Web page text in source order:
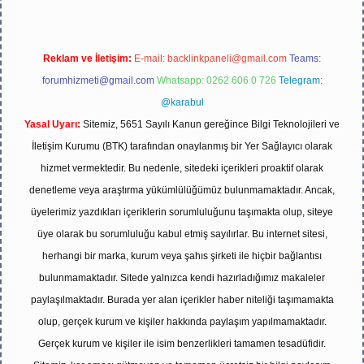
Reklam ve İletişim: E-mail: backlinkpaneli@gmail.com Teams:
forumhizmeti@gmail.com Whatsapp: 0262 606 0 726 Telegram:
@karabul
Yasal Uyarı: Sitemiz, 5651 Sayılı Kanun gereğince Bilgi Teknolojileri ve
İletişim Kurumu (BTK) tarafından onaylanmış bir Yer Sağlayıcı olarak
hizmet vermektedir. Bu nedenle, sitedeki içerikleri proaktif olarak
denetleme veya araştırma yükümlülüğümüz bulunmamaktadır. Ancak,
üyelerimiz yazdıkları içeriklerin sorumluluğunu taşımakta olup, siteye
üye olarak bu sorumluluğu kabul etmiş sayılırlar. Bu internet sitesi,
herhangi bir marka, kurum veya şahıs şirketi ile hiçbir bağlantısı
bulunmamaktadır. Sitede yalnızca kendi hazırladığımız makaleler
paylaşılmaktadır. Burada yer alan içerikler haber niteliği taşımamakta
olup, gerçek kurum ve kişiler hakkında paylaşım yapılmamaktadır.
Gerçek kurum ve kişiler ile isim benzerlikleri tamamen tesadüfidir.